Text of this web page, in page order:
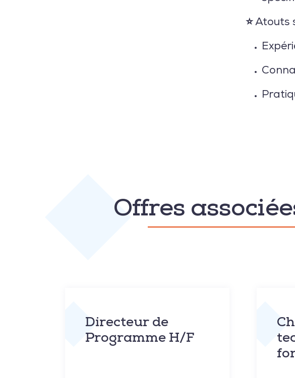
⭐
Offres
Directeur de
Programme H/F